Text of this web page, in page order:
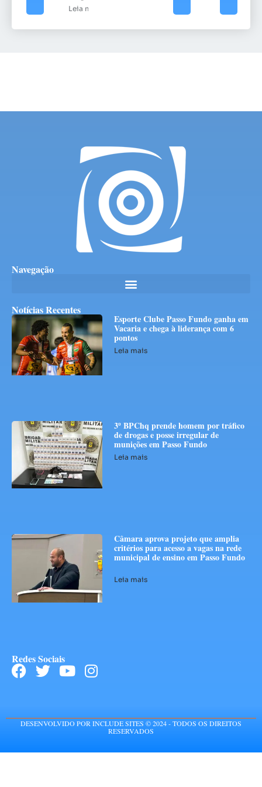
Leia mais
Navegação
Notícias Recentes
Esporte Clube Passo Fundo ganha em
Vacaria e chega à liderança com 6
pontos
Leia mais
3º BPChq prende homem por tráfico
de drogas e posse irregular de
munições em Passo Fundo
Leia mais
Câmara aprova projeto que amplia
critérios para acesso a vagas na rede
municipal de ensino em Passo Fundo
Leia mais
Redes Sociais
DESENVOLVIDO POR INCLUDE SITES © 2024 - TODOS OS DIREITOS
RESERVADOS